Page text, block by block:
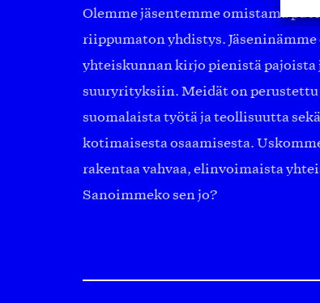
Olemme jäsentemme omistama
riippumaton yhdistys. Jäseninämme
yhteiskunnan kirjo pienistä
suuryrityksiin. Meidät on perustettu
suomalaista työtä ja teollisuutta
kotimaisesta osaamisesta.
rakentaa vahvaa, elinvoimaista
Sanoimmeko sen jo?